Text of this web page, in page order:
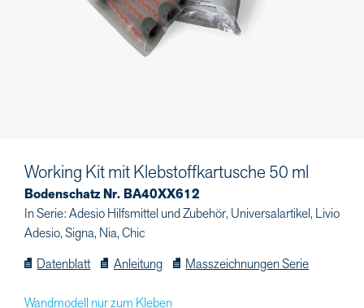
Working Kit mit Klebstoffkartusche 50 ml
Bodenschatz Nr. BA40XX612
In Serie: Adesio Hilfsmittel und Zubehör, Universalartikel, Livio
Adesio, Signa, Nia, Chic
Datenblatt
Anleitung Masszeichnungen Serie
Wandmodell nur zum Kleben